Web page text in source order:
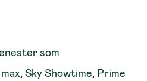
som
Sky Showtime, Prime